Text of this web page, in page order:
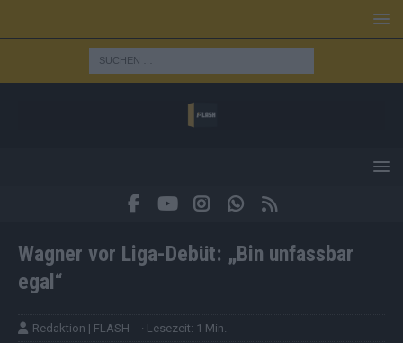
Wagner vor Liga-Debüt: „Bin unfassbar
egal“
Redaktion | FLASH
· Lesezeit: 1 Min.